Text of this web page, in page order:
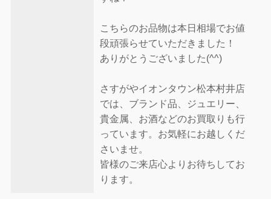
こちらのお品物は本日相場でお値
段頑張らせていただきました！
ありがとうございました(^^)
さすがやイオンタウン松本村井店
では、ブランド品、ジュエリー、
貴金属、お酒などのお買取りも行
っています。お気軽にお越しくだ
さいませ。
皆様のご来店心よりお待ちしてお
ります。